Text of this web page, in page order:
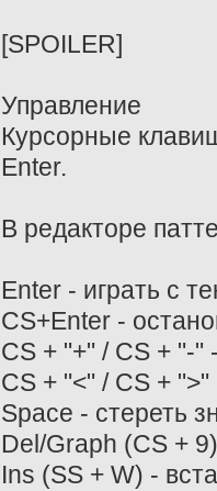
[SPOILER]
Управление
Курсорные
Enter.
В редакторе
Enter - играть с
CS+Enter -
CS + "+" / CS + "-"
CS + "<" / CS +
Space - стереть
Del/Graph (CS +
Ins (SS + W) -